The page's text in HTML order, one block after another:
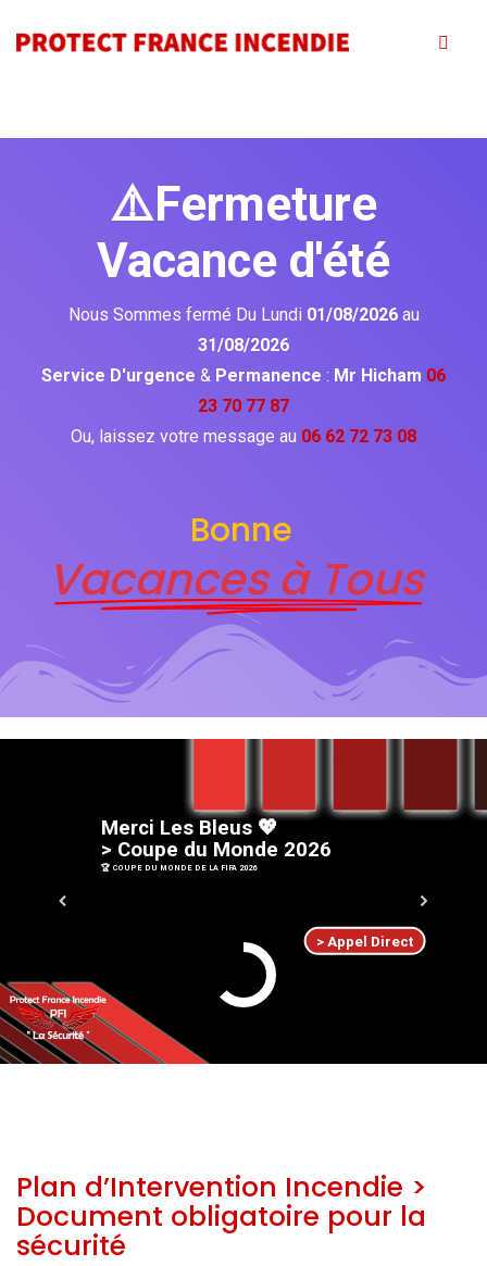
⚠️Fermeture
Vacance d'été
Nous Sommes fermé Du Lundi 01/08/2026 au
31/08/2026
Service D'urgence & Permanence : Mr Hicham 06
23 70 77 87
Ou, laissez votre message au 06 62 72 73 08
Bonne
Vacances à Tous
> Appel Direct
Merci Les B eus 💖
> Coupe du Monde 2026
🏆 COUPE DU MONDE DE LA FIFA 2026
Plan d’Intervention Incendie >
Document obligatoire pour la
sécurité